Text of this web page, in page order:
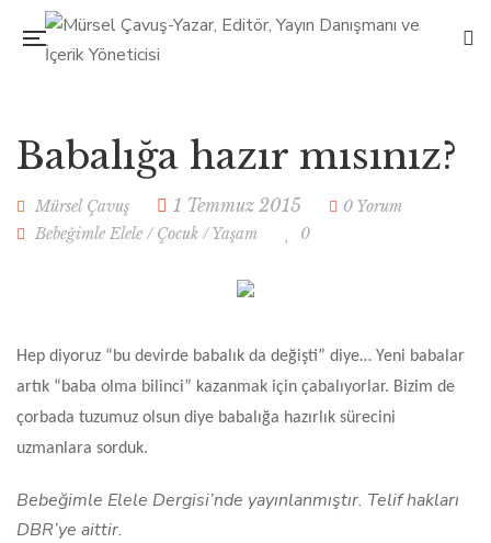
Babalığa hazır mısınız?
Mürsel Çavuş 1 Temmuz 2015
0 Yorum
Bebeğimle Elele / Çocuk /Yaşam 0
Hep diyoruz “bu devirde babalık da değişti” diye… Yeni babalar
artık “baba olma bilinci” kazanmak için çabalıyorlar. Bizim de
çorbada tuzumuz olsun diye babalığa hazırlık sürecini
uzmanlara sorduk.
Bebeğimle Elele Dergisi’nde yayınlanmıştır. Telif hakları
DBR’ye aittir.